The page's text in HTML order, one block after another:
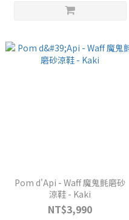
Pom d'Api - Waff 魔鬼氈磨砂
涼鞋 - Kaki
NT$3,990